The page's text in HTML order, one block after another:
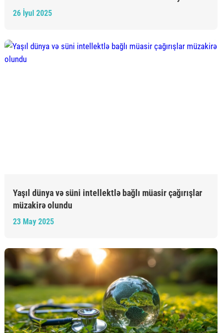
26 İyul 2025
Yaşıl dünya və süni intellektlə bağlı müasir çağırışlar
müzakirə olundu
23 May 2025